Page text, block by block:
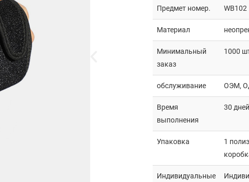
Предмет номер. WB102
Материал
Минимальный
заказ
1000
обслуживание ОЭМ,
Время
выполнения
30 дней
Упаковка
1
Индивидуальные